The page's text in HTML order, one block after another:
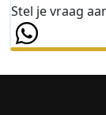
Stel je vraag